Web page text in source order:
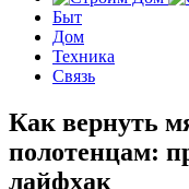
Быт
Дом
Техника
Связь
Как вернуть
полотенцам:
лайфхак